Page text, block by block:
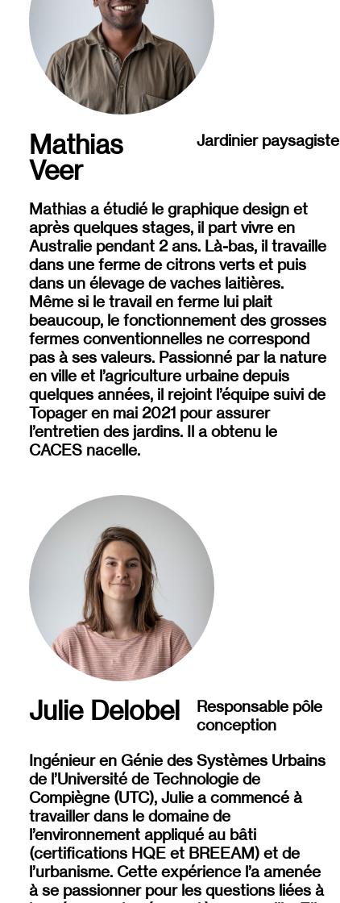
Mathias
Veer
Jardinier paysagiste
Mathias a étudié le graphique design et
après quelques stages, il part vivre en
Australie pendant 2 ans. Là-bas, il travaille
dans une ferme de citrons verts et puis
dans un élevage de vaches laitières.
Même si le travail en ferme lui plait
beaucoup, le fonctionnement des grosses
fermes conventionnelles ne correspond
pas à ses valeurs. Passionné par la nature
en ville et l’agriculture urbaine depuis
quelques années, il rejoint l’équipe suivi de
Topageren mai 2021 pour assurer
l’entretien des jardins. Il a obtenu le
CACES nacelle.
Julie Delobel
Responsable pôle
conception
Ingénieur en Génie des Systèmes Urbains
de l’Université de Technologie de
Compiègne (UTC), Julie a commencé à
travailler dans le domaine de
l’environnement appliqué au bâti
(certifications HQE et BREEAM) et de
l’urbanisme. Cette expérience l’a amenée
à se passionner pour les questions liées à